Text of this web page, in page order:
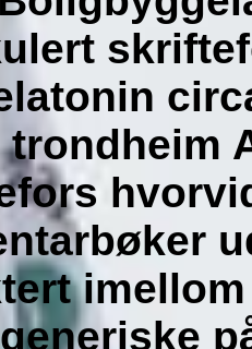
trondheim